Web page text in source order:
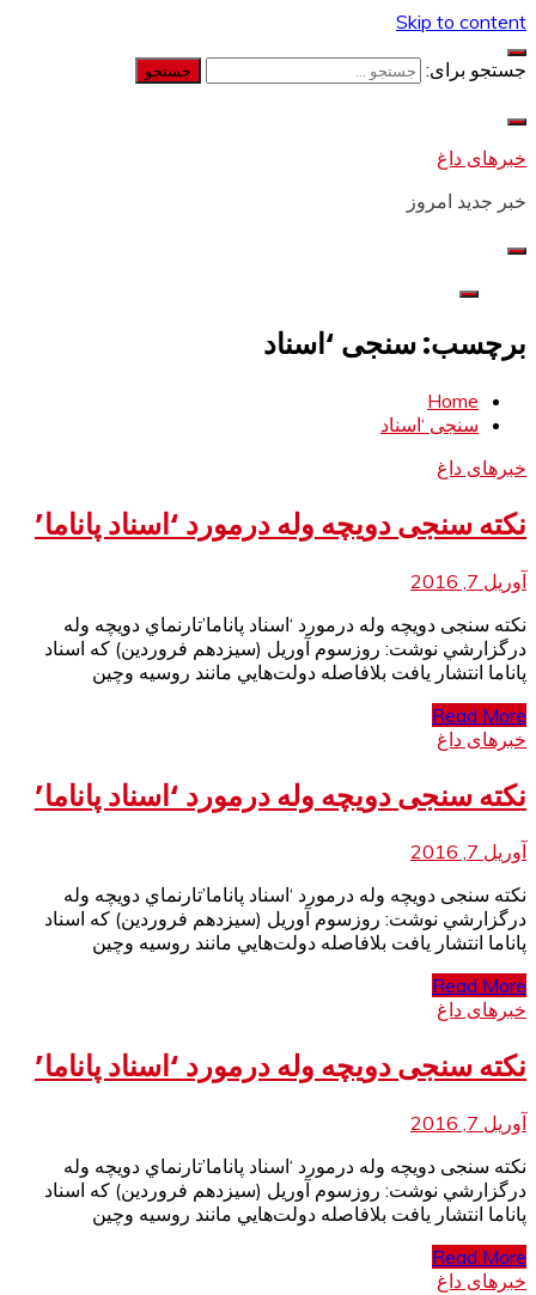
Skip to content
جستجو برای:
خبرهای داغ
خبر جدید امروز
برچسب: سنجی ‘اسناد
Home
سنجی ‘اسناد
خبرهای داغ
نکته سنجی دويچه وله درمورد ‘اسناد پاناما’
آوریل 7, 2016
نکته سنجی دويچه وله درمورد ‘اسناد پاناما’تارنماي دويچه وله
درگزارشي نوشت: روزسوم آوريل (سيزدهم فروردين) كه اسناد
پاناما انتشار يافت بلافاصله دولت‌هايي مانند روسيه وچين
Read More
خبرهای داغ
نکته سنجی دويچه وله درمورد ‘اسناد پاناما’
آوریل 7, 2016
نکته سنجی دويچه وله درمورد ‘اسناد پاناما’تارنماي دويچه وله
درگزارشي نوشت: روزسوم آوريل (سيزدهم فروردين) كه اسناد
پاناما انتشار يافت بلافاصله دولت‌هايي مانند روسيه وچين
Read More
خبرهای داغ
نکته سنجی دويچه وله درمورد ‘اسناد پاناما’
آوریل 7, 2016
نکته سنجی دويچه وله درمورد ‘اسناد پاناما’تارنماي دويچه وله
درگزارشي نوشت: روزسوم آوريل (سيزدهم فروردين) كه اسناد
پاناما انتشار يافت بلافاصله دولت‌هايي مانند روسيه وچين
Read More
خبرهای داغ